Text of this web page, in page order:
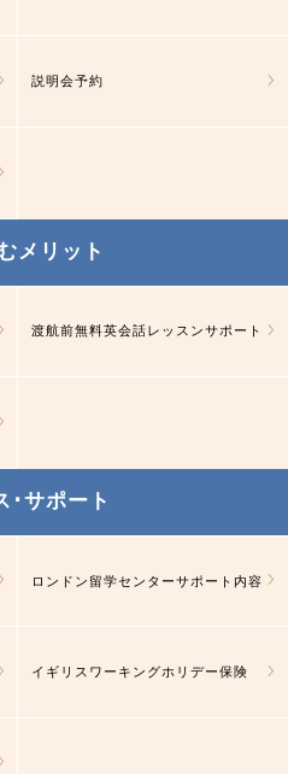
説明会予約
メリット
渡航前無料英会話レッスンサポート
･サポート
ロンドン留学センターサポート内容
イギリスワーキングホリデー保険